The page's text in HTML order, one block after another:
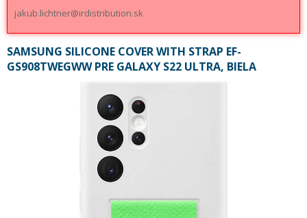
jakub.lichtner@irdistribution.sk
SAMSUNG SILICONE COVER WITH STRAP EF-
GS908TWEGWW PRE GALAXY S22 ULTRA, BIELA